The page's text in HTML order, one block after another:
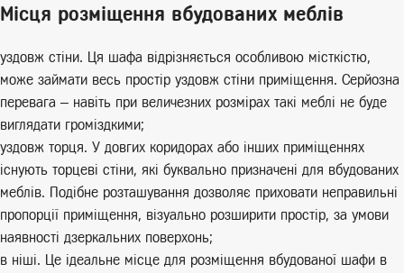
Місця розміщення вбудованих меблів
уздовж стіни. Ця шафа відрізняється особливою місткістю,
може займати весь простір уздовж стіни приміщення. Серйозна
перевага – навіть при величезних розмірах такі меблі не буде
виглядати громіздкими;
уздовж торця. У довгих коридорах або інших приміщеннях
існують торцеві стіни, які буквально призначені для вбудованих
меблів. Подібне розташування дозволяє приховати неправильні
пропорції приміщення, візуально розширити простір, за умови
наявності дзеркальних поверхонь;
в ніші. Це ідеальне місце для розміщення вбудованої шафи в